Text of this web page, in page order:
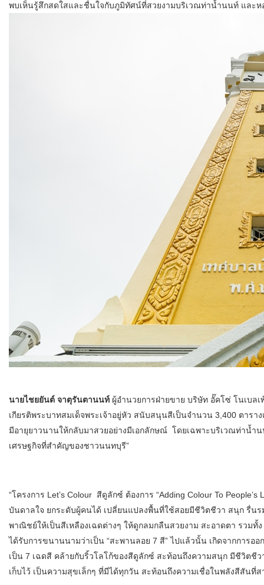
พบเห็นรู้สึกสดใสและชื่นใจกับภูมิทัศน์ที่สวยงามบริเวณท่าน้ำนนท์ และ
นายไชยยันต์ จาตุรันตานนท์ ผู้อำนวยการฝ่ายขาย บริษัท อั๊คโซ่ โนเบลเ
เกียรติพระบาทสมเด็จพระเจ้าอยู่หัว สนับสนุนสีเป็นจำนวน 3,400 ตาร
มีอายุยาวนานให้กลับมาสวยอย่างมีเอกลักษณ์ โดยเฉพาะบริเวณท่าน้
เศรษฐกิจที่สำคัญของชาวนนทบุรี”
“โครงการ Let’s Colour สีดูลักซ์ ต้องการ “Adding Colour To
บันดาลใจ ยกระดับผู้คนได้ เปลี่ยนแปลงพื้นที่ใช้สอยมีชีวิตชีวา สนุก รื่น
พาณิชย์ให้เป็นสีเหลืองเฉดต่างๆ ให้ดูกลมกลืนสวยงาม สะอาดตา รว
ได้รับการขนานนามว่าเป็น “สะพานลอย 7 สี” ไปแล้วนั้น เกิดจากการ
เป็น 7 เฉดสี คล้ายกับริ้วโลโก้ของสีดูลักซ์ สะท้อนถึงความสนุก มีชีวิตชี
เก็บไว้ เป็นความสุขเล็กๆ ที่มีได้ทุกวัน สะท้อนถึงความเชื่อในพลังสีสันที่